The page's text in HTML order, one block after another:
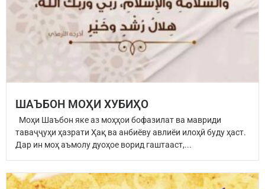
ШАЪБОН МОҲИ ХУБИҲО
Моҳи Шаъбон яке аз моҳҳои бофазилат ва мавриди
таваҷҷуҳи ҳазрати Ҳақ ва анбиёву авлиёи илоҳӣ буду ҳаст.
Дар ин моҳ аъмолу дуоҳое ворид гаштааст,...